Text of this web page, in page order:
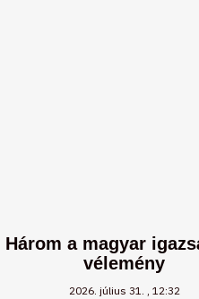
Három a magyar
vélemény
2026. július 31. 12:32